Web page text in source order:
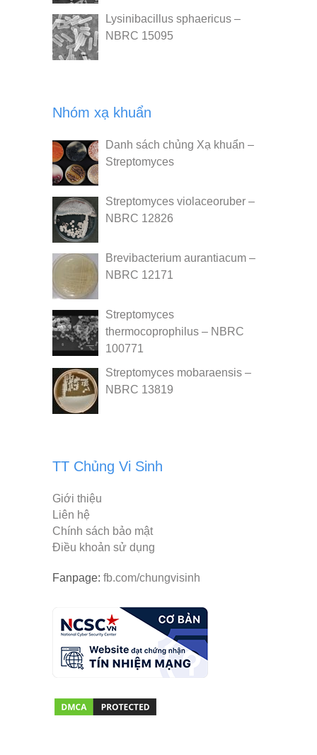
Lysinibacillus sphaericus –
NBRC 15095
Nhóm xạ khuẩn
Danh sách chủng Xạ khuẩn –
Streptomyces
Streptomyces violaceoruber –
NBRC 12826
Brevibacterium aurantiacum –
NBRC 12171
Streptomyces
thermocoprophilus – NBRC
100771
Streptomyces mobaraensis –
NBRC 13819
TT Chủng Vi Sinh
Giới thiệu
Liên hệ
Chính sách bảo mật
Điều khoản sử dụng
Fanpage: fb.com/chungvisinh